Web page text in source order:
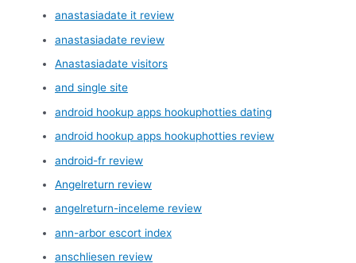
anastasiadate it review
anastasiadate review
Anastasiadate visitors
and single site
android hookup apps hookuphotties dating
android hookup apps hookuphotties review
android-fr review
Angelreturn review
angelreturn-inceleme review
ann-arbor escort index
anschliesen review